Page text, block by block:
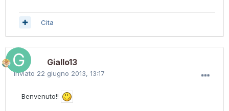
Cita
Giallo13
Inviato 22 giugno 2013, 13:17
Benvenuto!!